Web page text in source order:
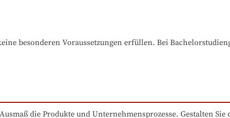
besonderen Voraussetzungen erfüllen. Bei
die Produkte und Unternehmensprozesse. Gestalten